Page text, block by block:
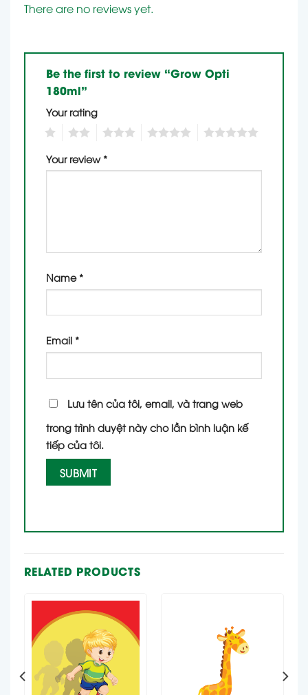
There are no reviews yet.
Be the first to review “Grow Opti
180ml”
Your rating
Your review *
Name *
Email *
Lưu tên của tôi, email, và trang web
trong trình duyệt này cho lần bình luận kế
tiếp của tôi.
RELATED PRODUCTS